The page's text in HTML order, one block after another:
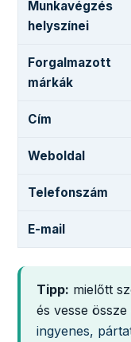
Munkavégzés
helyszínei
Forgalmazott
márkák
Cím
Weboldal
Telefonszám
E-mail
Tipp: mielőtt
és vesse
ingyenes,